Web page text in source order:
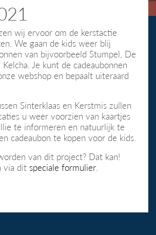
wij ervoor om de kerstactie
We gaan de kids weer blij
van bijvoorbeeld Stumpel, De
Je kunt de cadeaubonnen
webshop en bepaalt uiteraard
Sinterklaas en Kerstmis zullen
u weer voorzien van kaartjes
te informeren en natuurlijk te
cadeaubon te kopen voor de kids.
van dit project? Dat kan!
via dit speciale formulier.